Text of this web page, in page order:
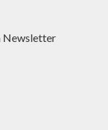
Newsletter